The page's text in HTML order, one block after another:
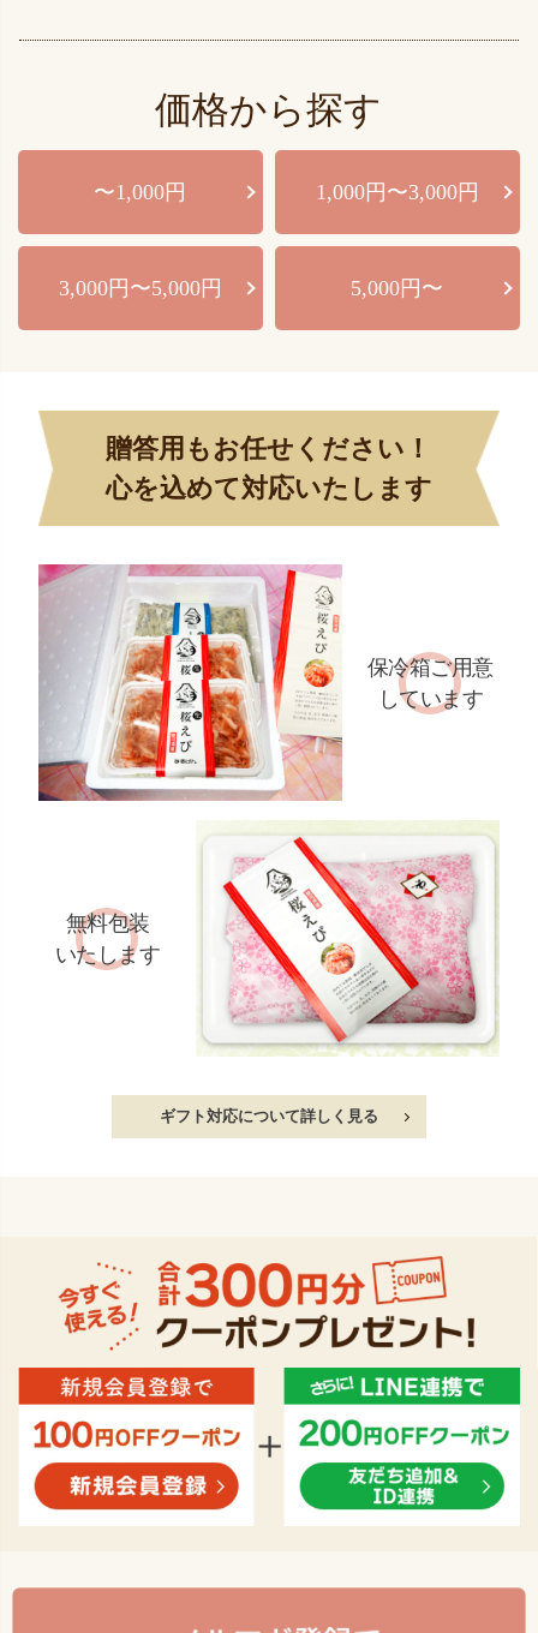
価格から探す
〜1,000円 1,000円〜3,000円
3,000円〜5,000円 5,000円〜
贈答用もお任せください！
心を込めて対応いたします
保冷箱ご用意
しています
無料包装
いたします
ギフト対応について詳しく見る